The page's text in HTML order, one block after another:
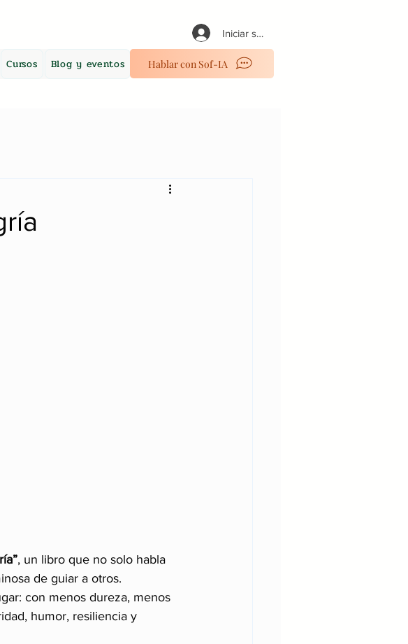
Cursos Blog y eventos
Iniciar sesión
Hablar con Sof-IA
, un libro que no solo habla
de guiar a otros.
con menos dureza, menos
humor, resiliencia y